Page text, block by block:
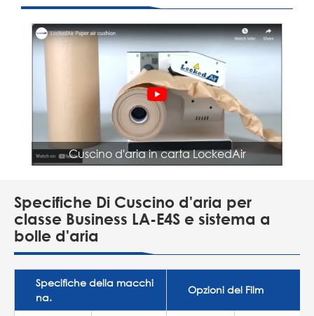
Cuscino d'aria in carta LockedAir
Specifiche Di Cuscino d'aria per
classe Business LA-E4S e sistema a
bolle d'aria
Specifiche della macchi
na.
Opzioni del Film